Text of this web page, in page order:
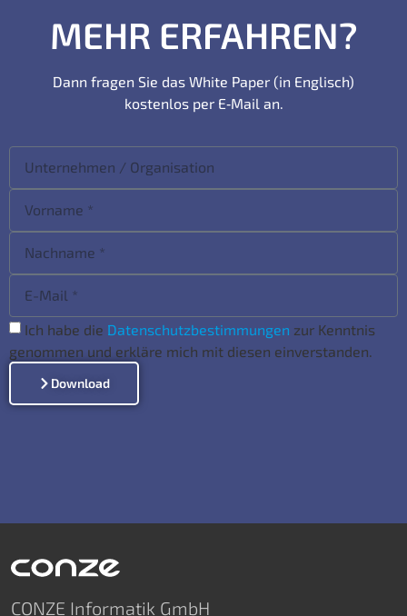
MEHR ERFAHREN?
Dann fragen Sie das White Paper (in Englisch)
kostenlos per E‑Mail an.
Ich habe die Datenschutzbestimmungen zur Kenntnis
genommen und erkläre mich mit diesen einverstanden.
Download
CONZE Informatik GmbH